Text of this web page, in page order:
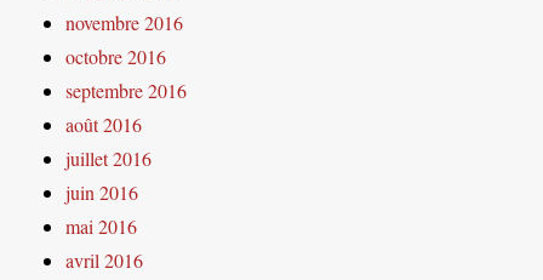
novembre 2016
octobre 2016
septembre 2016
août 2016
juillet 2016
juin 2016
mai 2016
avril 2016